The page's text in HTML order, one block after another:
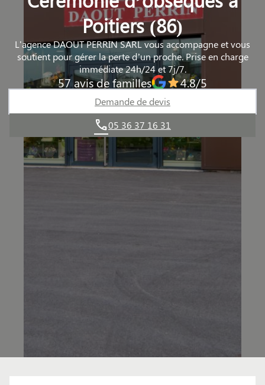
Poitiers (86)
L'agence DAOUT PERRIN SARL vous accompagne et vous
soutient pour gérer la perte d’un proche. Prise en charge
immédiate 24h/24 et 7j/7.
57 avis de familles 4.8/5
Demande de devis
05 36 37 16 31